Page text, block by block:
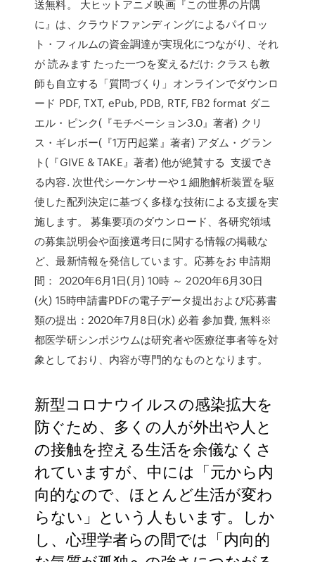
送無料。 大ヒットアニメ映画『この世界の片隅
に』は、クラウドファンディングによるパイロッ
ト・フィルムの資金調達が実現化につながり、それ
が 読みます たった一つを変えるだけ: クラスも教
師も自立する「質問づくり」オンラインでダウンロ
ード PDF, TXT, ePub, PDB, RTF, FB2 format ダニ
エル・ピンク(『モチベーション3.0』著者) クリ
ス・ギレボー(『1万円起業』著者) アダム・グラン
ト(『GIVE & TAKE』著者) 他が絶賛する 支援でき
る内容. 次世代シーケンサーや１細胞解析装置を駆
使した配列決定に基づく多様な技術による支援を実
施します。 募集要項のダウンロード、各研究領域
の募集説明会や面接選考日に関する情報の掲載な
ど、最新情報を発信しています。応募をお 申請期
間： 2020年6月1日(月) 10時 ～ 2020年6月30日
(火) 15時申請書PDFの電子データ提出および応募書
類の提出：2020年7月8日(水) 必着 参加費, 無料※
都医学研シンポジウムは研究者や医療従事者等を対
象としており、内容が専門的なものとなります。
新型コロナウイルスの感染拡大を
防ぐため、多くの人が外出や人と
の接触を控える生活を余儀なくさ
れていますが、中には「元から内
向的なので、ほとんど生活が変わ
らない」という人もいます。しか
し、心理学者らの間では「内向的